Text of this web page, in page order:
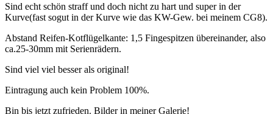
Sind echt schön straff und doch nicht zu hart und super in der
Kurve(fast sogut in der Kurve wie das KW-Gew. bei meinem CG8).
Abstand Reifen-Kotflügelkante: 1,5 Fingespitzen übereinander, also
ca.25-30mm mit Serienrädern.
Sind viel viel besser als original!
Eintragung auch kein Problem 100%.
Bin bis jetzt zufrieden. Bilder in meiner Galerie!